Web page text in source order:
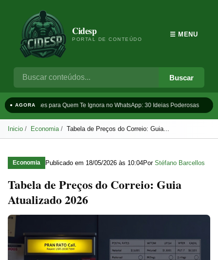
Cidesp
PORTAL DE CONTEÚDO
Buscar
☰ MENU
● AGORAFrases para Quem Te Ignora no WhatsApp: 30 Ideias Poderosas
Inicio Economia Tabela de Preços do Correio: Guia...
Economia Publicado em 18/05/2026 às 10:04Por Stéfano Barcellos
Tabela de Preços do Correio: Guia
Atualizado 2026